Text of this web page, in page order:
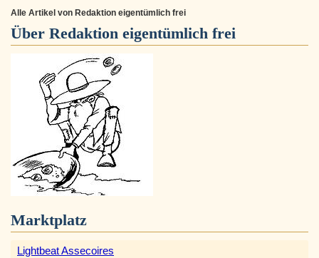
Alle Artikel von Redaktion eigentümlich frei
Über Redaktion eigentümlich frei
Marktplatz
Lightbeat Assecoires